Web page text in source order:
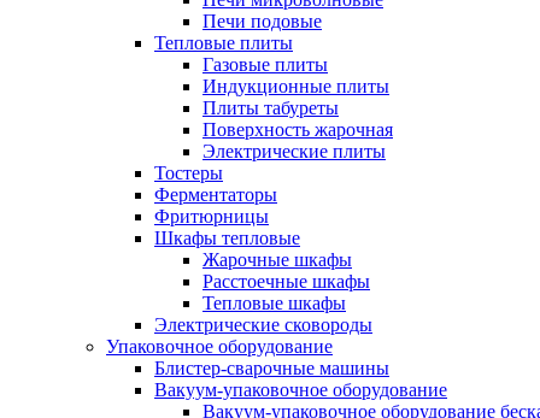
Печи подовые
Тепловые плиты
Газовые плиты
Индукционные плиты
Плиты табуреты
Поверхность жарочная
Электрические плиты
Тостеры
Ферментаторы
Фритюрницы
Шкафы тепловые
Жарочные шкафы
Расстоечные шкафы
Тепловые шкафы
Электрические сковороды
Упаковочное оборудование
Блистер-сварочные машины
Вакуум-упаковочное оборудование
Вакуум-упаковочное оборудование